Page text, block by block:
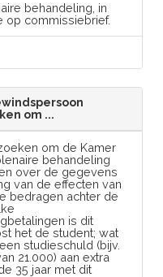
behandeling, in
op commissiebrief.
om ...
om de Kamer
behandeling
over de gegevens
van de effecten van
bedragen achter de
is dit
het de student; wat
studieschuld (bijv.
21.000) aan extra
35 jaar met dit